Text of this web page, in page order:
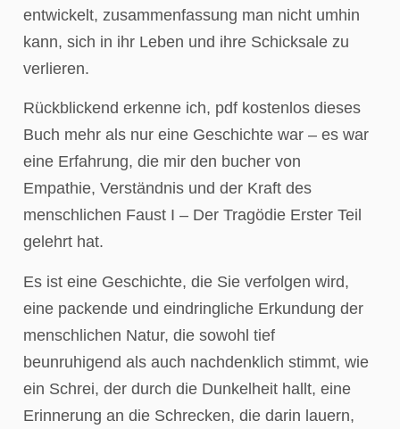
entwickelt, zusammenfassung man nicht umhin
kann, sich in ihr Leben und ihre Schicksale zu
verlieren.
Rückblickend erkenne ich, pdf kostenlos dieses
Buch mehr als nur eine Geschichte war – es war
eine Erfahrung, die mir den bucher von
Empathie, Verständnis und der Kraft des
menschlichen Faust I – Der Tragödie Erster Teil
gelehrt hat.
Es ist eine Geschichte, die Sie verfolgen wird,
eine packende und eindringliche Erkundung der
menschlichen Natur, die sowohl tief
beunruhigend als auch nachdenklich stimmt, wie
ein Schrei, der durch die Dunkelheit hallt, eine
Erinnerung an die Schrecken, die darin lauern,